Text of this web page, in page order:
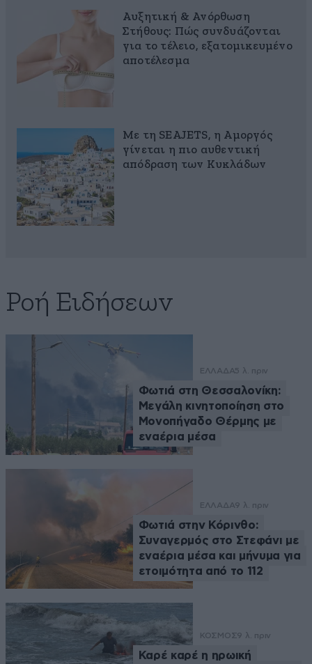
Αυξητική & Ανόρθωση
Στήθους: Πώς συνδυάζονται
για το τέλειο, εξατομικευμένο
αποτέλεσμα
Με τη SEAJETS, η Αμοργός
γίνεται η πιο αυθεντική
απόδραση των Κυκλάδων
Ροή Ειδήσεων
ΕΛΛΑΔΑ5 λ. πριν
Φωτιά στη Θεσσαλονίκη:
Μεγάλη κινητοποίηση στο
Μονοπήγαδο Θέρμης με
εναέρια μέσα
ΕΛΛΑΔΑ9 λ. πριν
Φωτιά στην Κόρινθο:
Συναγερμός στο Στεφάνι με
εναέρια μέσα και μήνυμα για
ετοιμότητα από το 112
ΚΟΣΜΟΣ9 λ. πριν
Καρέ καρέ η ηρωική